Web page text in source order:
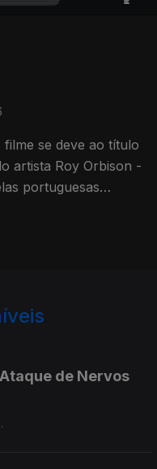
se deve ao título
artista Roy Orbison -
portuguesas
de Nervos